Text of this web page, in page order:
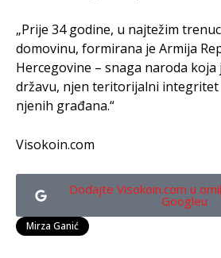
„Prije 34 godine, u najtežim
domovinu, formirana je Armija
Hercegovine – snaga naroda
državu, njen teritorijalni integritet
njenih građana.“
Visokoin.com
Dodajte Visokoin.com u
Googleu
Mirza Ganić